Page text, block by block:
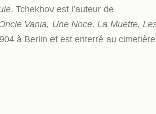
. Tchekhov est l’auteur de
Vania, Une Noce, La Muette,
à Berlin et est enterré au cimetière